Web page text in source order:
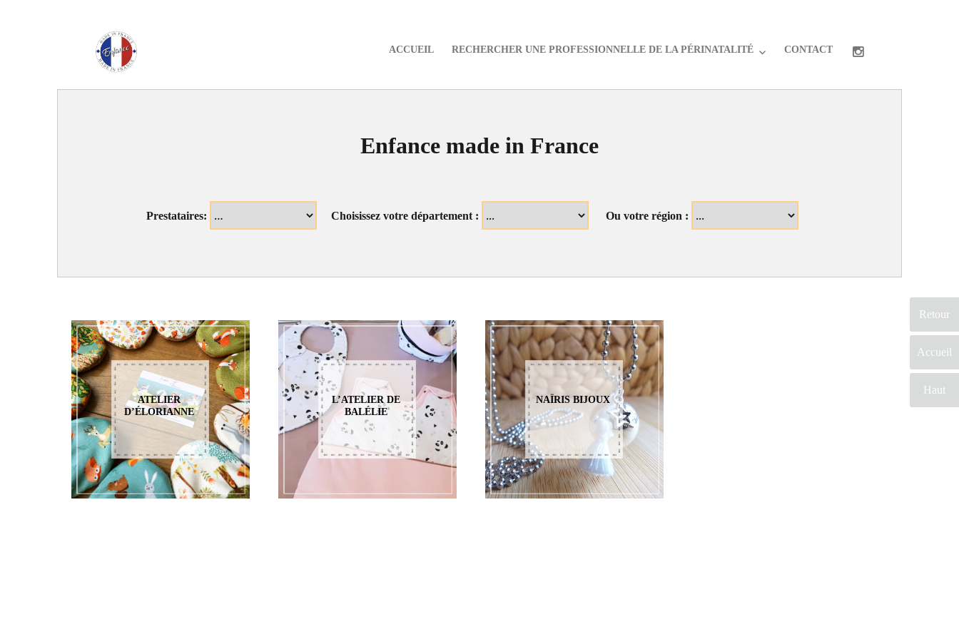
Enfance Made in France
ACCUEIL RECHERCHER UNE PROFESSIONNELLE DE LA PÉRINATALITÉ CONTACT
Retour
Accueil
Haut
Enfance made in France
Prestataires: Choisissez votre département : Ou votre région :
ATELIER
D’ÉLORIANNE
L’ATELIER DE
BALÉLIE
NAÏRIS BIJOUX